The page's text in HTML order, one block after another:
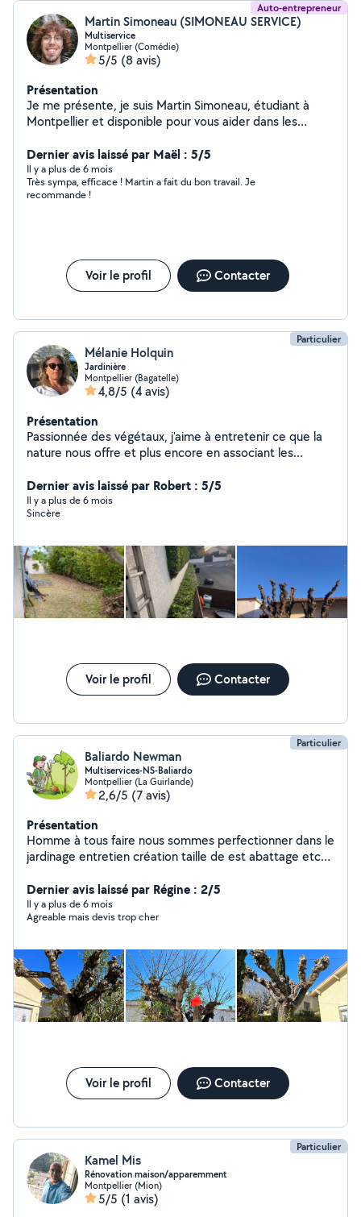
Auto-entrepreneur
Martin Simoneau (SIMONEAU SERVICE)
Multiservice
Montpellier (Comédie)
5/5 (8 avis)
Présentation
Je me présente, je suis Martin Simoneau, étudiant à
Montpellier et disponible pour vous aider dans les
depuis plusieurs années. Je réalise des travaux de
jardinage, travaux (peinture etc), ménage, garde... Je
suis susceptible de répondre à tout type de demande.
N'hésitez pas à me contacter pour en savoir plus !
Dernier avis laissé par Maël : 5/5
Il y a plus de 6 mois
Très sympa, efficace ! Martin a fait du bon travail. Je
recommande !
Voir le profil Contacter
Particulier
Mélanie Holquin
Jardinière
Montpellier (Bagatelle)
4,8/5 (4 avis)
Présentation
Passionnée des végétaux, j'aime à entretenir ce que la
nature nous offre et plus encore en associant les
l'environnement avec une approche raisonnée , je suis
pour la cohabitation des espèces et non la suppression
ou abattage systématique . La satisfaction du client est
Dernier avis laissé par Robert : 5/5
Il y a plus de 6 mois
Sincère
Voir le profil Contacter
Particulier
Baliardo Newman
Multiservices-NS-Baliardo
Montpellier (La Guirlande)
2,6/5 (7 avis)
Présentation
Homme à tous faire nous sommes perfectionner dans le
jardinage entretien création taille de est abattage etc
extérieur nettoyage de façade et de toiture
Dernier avis laissé par Régine : 2/5
Il y a plus de 6 mois
Agreable mais devis trop cher
Voir le profil Contacter
Particulier
Kamel Mis
Rénovation maison/apparemment
Montpellier (Mion)
5/5 (1 avis)